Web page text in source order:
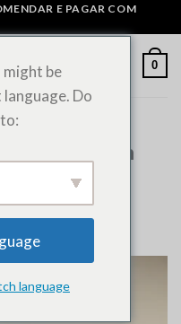
E PAGAR COM
0
com
be
Do
language